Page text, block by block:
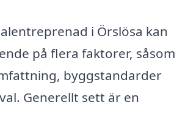
i Örslösa kan
på flera faktorer, såsom
byggstandarder
Generellt sett är en